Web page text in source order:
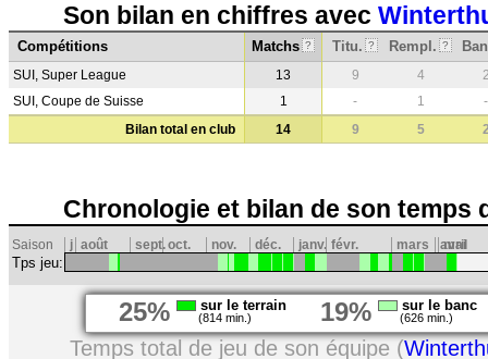
Son bilan en chiffres avec
Compétitions Matchs ? Titu. ? Rempl. ?
SUI, Super League 13 9 4
SUI, Coupe de Suisse
1 - 1
-
Bilan total en club
14 9 5
Chronologie et bilan de son temps
Saison j août sept.oct. nov. déc. janv. févr. mars avril
mai
Tps jeu:
25% sur le terrain
(814 min.) 19% sur le banc
(626 min.)
Temps total de jeu de son équipe (